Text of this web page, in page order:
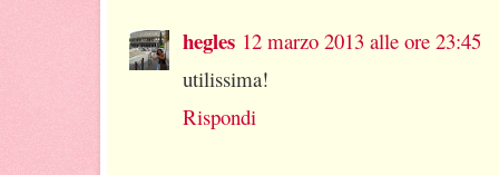
hegles 12 marzo 2013 alle ore 23:45
utilissima!
Rispondi